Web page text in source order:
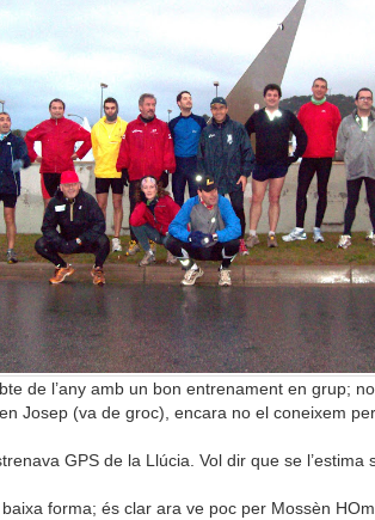
de l’any amb un bon entrenament en grup;
Josep (va de groc), encara no el coneixem
GPS de la Llúcia. Vol dir que se l’estima
forma; és clar ara ve poc per Mossèn